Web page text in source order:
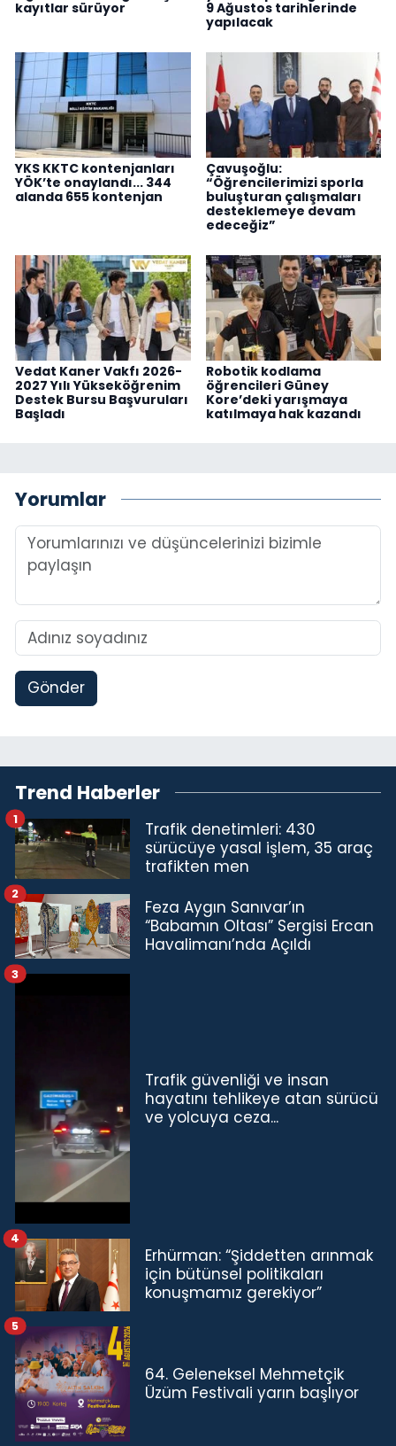
kayıtlar sürüyor
9 Ağustos tarihlerinde
yapılacak
YKS KKTC kontenjanları
YÖK’te onaylandı... 344
alanda 655 kontenjan
Çavuşoğlu:
“Öğrencilerimizi sporla
buluşturan çalışmaları
desteklemeye devam
edeceğiz”
Vedat Kaner Vakfı 2026-
2027 Yılı Yükseköğrenim
Destek Bursu Başvuruları
Başladı
Robotik kodlama
öğrencileri Güney
Kore’deki yarışmaya
katılmaya hak kazandı
Yorumlar
Gönder
Trend Haberler
Trafik denetimleri: 430
sürücüye yasal işlem, 35 araç
trafikten men
1
Feza Aygın Sanıvar’ın
“Babamın Oltası” Sergisi Ercan
Havalimanı’nda Açıldı
2
Trafik güvenliği ve insan
hayatını tehlikeye atan sürücü
ve yolcuya ceza...
3
Erhürman: “Şiddetten arınmak
için bütünsel politikaları
konuşmamız gerekiyor”
4
64. Geleneksel Mehmetçik
Üzüm Festivali yarın başlıyor
5